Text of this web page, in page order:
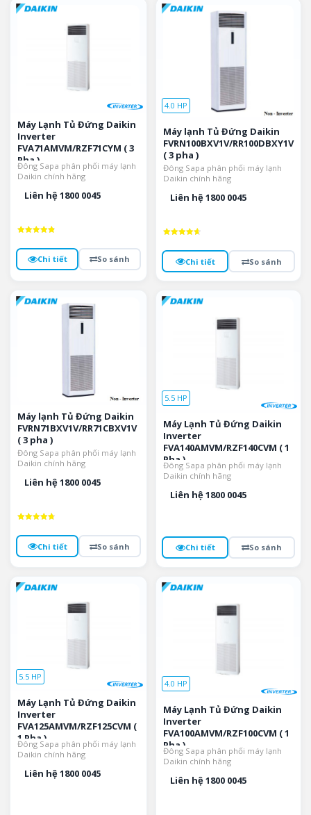
Máy Lạnh Tủ Đứng Daikin
Inverter
FVA71AMVM/RZF71CYM ( 3
Pha )
Đông Sapa phân phối máy lạnh
Daikin chính hãng
Liên hệ 1800 0045
5 saoChi tiết So sánh
4.0 HP
Máy lạnh Tủ Đứng Daikin
FVRN100BXV1V/RR100DBXY1V
( 3 pha )
Đông Sapa phân phối máy lạnh
Daikin chính hãng
Liên hệ 1800 0045
hạng
5 saoChi tiết So sánh
Máy lạnh Tủ Đứng Daikin
FVRN71BXV1V/RR71CBXV1V
( 3 pha )
Đông Sapa phân phối máy lạnh
Daikin chính hãng
Liên hệ 1800 0045
hạng
5 saoChi tiết So sánh
5.5 HP
Máy Lạnh Tủ Đứng Daikin
Inverter
FVA140AMVM/RZF140CVM ( 1
Pha )
Đông Sapa phân phối máy lạnh
Daikin chính hãng
Liên hệ 1800 0045
Chi tiết So sánh
5.5 HP
Máy Lạnh Tủ Đứng Daikin
Inverter
FVA125AMVM/RZF125CVM (
1 Pha )
Đông Sapa phân phối máy lạnh
Daikin chính hãng
Liên hệ 1800 0045
4.0 HP
Máy Lạnh Tủ Đứng Daikin
Inverter
FVA100AMVM/RZF100CVM ( 1
Pha )
Đông Sapa phân phối máy lạnh
Daikin chính hãng
Liên hệ 1800 0045